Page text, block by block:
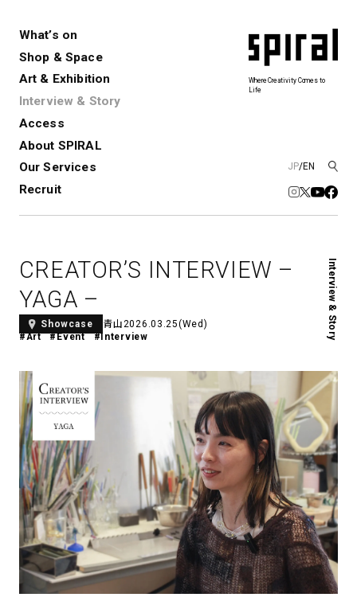
What’s on
Shop & Space
Art & Exhibition
Interview & Story
Access
About SPIRAL
Our Services
Recruit
JP/EN
Where Creativity Comes to
Life
Spiral
Spiral Market6
KITTE丸の内
⼆⼦⽟川 Dogwood Plaza
横浜赤レンガ倉庫
ルクア⼤阪
Spiral Hall
Nail Salon4
Spiral Nail Salon 青山
Spiral Nail Salon NEWoMan
Café3
Spiral Café 青山
Spiral Garden 福岡ワンビル
Exhibition
展覧会やイベント
演劇やダンス、ライブ公演、イベント
アートプロジェクト・イベント
とした公募展形式のアートフェスティ
Spiral Schole
スパイラルが推進するエデュケーシ
ョンプログラム
Spiral Print Collection
スパイラルが提案するオリジナルプ
リント作品
SPIRALのご紹介
Spiral Annual Report プレスリリース
採用情報 お問い合わせ
レンタルスペース
コンサルティング 商品開発
新卒採用
アルバイト・その他
CREATOR’S INTERVIEW –
YAGA –
Showcase 青山 2026.03.25(Wed)
#Art
#Event #Interview Interview & Story